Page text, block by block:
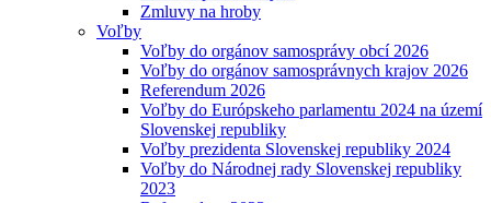
Zmluvy na hroby
Voľby
Voľby do orgánov samosprávy obcí 2026
Voľby do orgánov samosprávnych krajov 2026
Referendum 2026
Voľby do Európskeho parlamentu 2024 na území
Slovenskej republiky
Voľby prezidenta Slovenskej republiky 2024
Voľby do Národnej rady Slovenskej republiky
2023